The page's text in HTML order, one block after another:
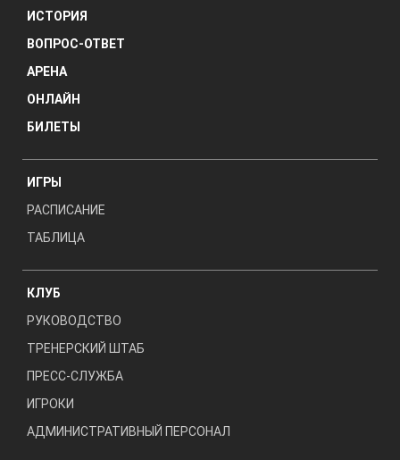
ИСТОРИЯ
ВОПРОС-ОТВЕТ
АРЕНА
ОНЛАЙН
БИЛЕТЫ
ИГРЫ
РАСПИСАНИЕ
ТАБЛИЦА
КЛУБ
РУКОВОДСТВО
ТРЕНЕРСКИЙ ШТАБ
ПРЕСС-СЛУЖБА
ИГРОКИ
АДМИНИСТРАТИВНЫЙ ПЕРСОНАЛ